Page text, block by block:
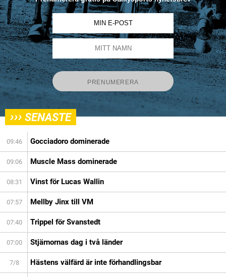
››› SENASTE
09:46 Gocciadoro dominerade
09:06 Muscle Mass dominerade
08:31 Vinst för Lucas Wallin
07:57 Mellby Jinx till VM
07:40 Trippel för Svanstedt
07:00 Stjärnornas dag i två länder
7/8 Hästens välfärd är inte förhandlingsbar